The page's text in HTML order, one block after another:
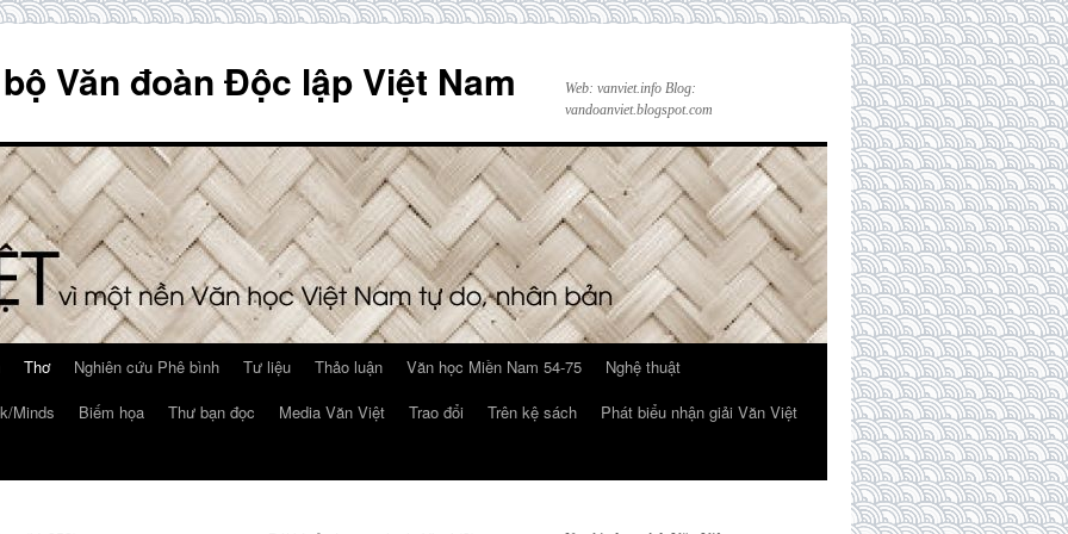
Văn đoàn Độc lập Việt Nam
Web: vanviet.info Blog:
vandoanviet.blogspot.com
Thơ Nghiên cứu Phê bình Tư liệu Thảo luận Văn học Miền Nam 54-75
Nghệ thuật
Minds Biếm họa Thư bạn đọc Media Văn Việt Trao đổi Trên kệ sách
Phát biểu nhận giải Văn Việt